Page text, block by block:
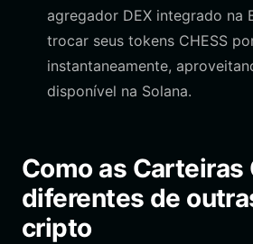
agregador DEX integrado na
trocar seus tokens CHESS
instantaneamente,
disponível na Solana.
Como as Carteiras
diferentes de
cripto